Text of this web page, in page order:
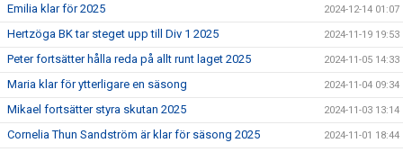
Emilia klar för 2025 2024-12-14 01:07
Hertzöga BK tar steget upp till Div 1 2025 2024-11-19 19:53
Peter fortsätter hålla reda på allt runt laget 2025 2024-11-05 14:33
Maria klar för ytterligare en säsong 2024-11-04 09:34
Mikael fortsätter styra skutan 2025 2024-11-03 13:14
Cornelia Thun Sandström är klar för säsong 2025 2024-11-01 18:44